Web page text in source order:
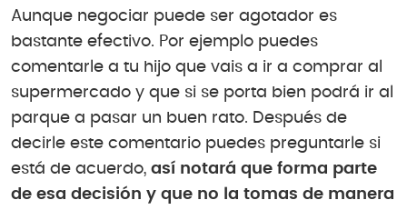
Aunque negociar puede ser agotador es
bastante efectivo. Por ejemplo puedes
comentarle a tu hijo que vais a ir a comprar al
supermercado y que si se porta bien podrá ir al
parque a pasar un buen rato. Después de
decirle este comentario puedes preguntarle si
está de acuerdo, así notará que forma parte
de esa decisión y que no la tomas de manera